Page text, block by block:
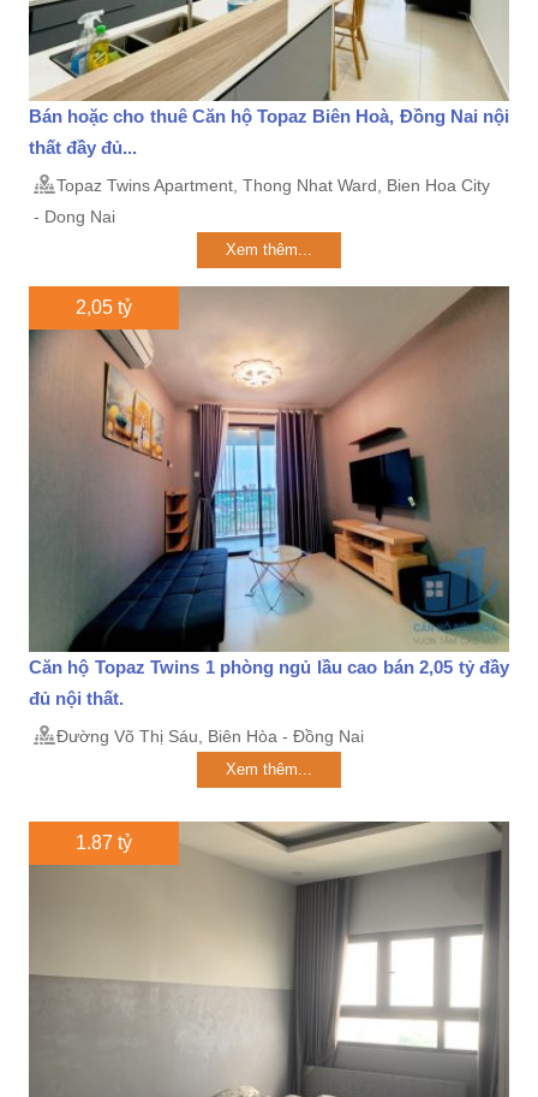
Bán hoặc cho thuê Căn hộ Topaz Biên Hoà, Đồng Nai nội
thất đầy đủ...
Topaz Twins Apartment, Thong Nhat Ward, Bien Hoa City
- Dong Nai
Xem thêm...
2,05 tỷ
Căn hộ Topaz Twins 1 phòng ngủ lầu cao bán 2,05 tỷ đầy
đủ nội thất.
Đường Võ Thị Sáu, Biên Hòa - Đồng Nai
Xem thêm...
1.87 tỷ